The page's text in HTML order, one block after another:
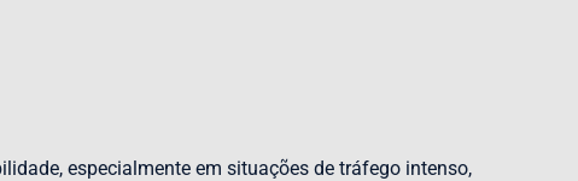
especialmente em situações de tráfego intenso,